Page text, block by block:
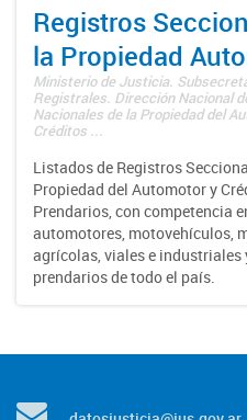
Registros
la Propiedad
Ministerio de Justicia.
Registrales. Dirección Nacional
Nacionales de la Propiedad del
Créditos ...
Listados de Registros
Propiedad del Automotor y
Prendarios, con competencia
automotores, motovehículos,
agrícolas, viales e industriales
prendarios de todo el país.